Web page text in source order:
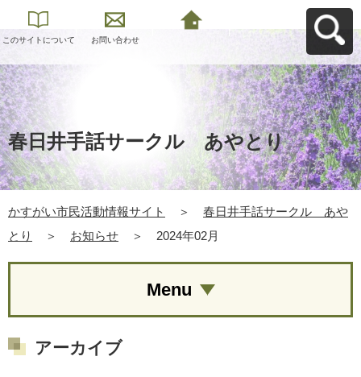
このサイトについて お問い合わせ
春日井手話サークル あやとり
かすがい市民活動情報サイト ＞
春日井手話サークル あや
とり
＞ お知らせ ＞ 2024年02月
Menu
アーカイブ